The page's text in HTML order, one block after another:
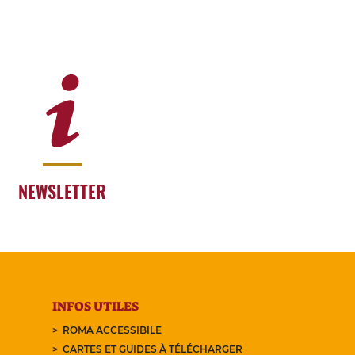
NEWSLETTER
INFOS UTILES
ROMA ACCESSIBILE
CARTES ET GUIDES À TÉLÉCHARGER